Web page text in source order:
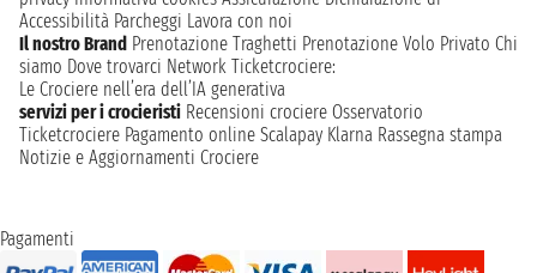
Accessibilità Parcheggi Lavora con noi
Il nostro Brand Prenotazione Traghetti Prenotazione Volo Privato Chi
siamo Dove trovarci Network Ticketcrociere:
Le Crociere nell’era dell’IA generativa
servizi per i crocieristi Recensioni crociere Osservatorio
Ticketcrociere Pagamento online Scalapay Klarna Rassegna stampa
Notizie e Aggiornamenti Crociere
Pagamenti